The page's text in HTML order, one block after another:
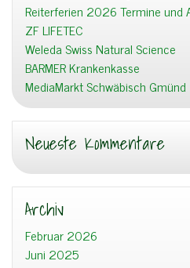
Reiterferien 2026 Termine und
ZF LIFETEC
Weleda Swiss Natural Science
BARMER Krankenkasse
MediaMarkt Schwäbisch Gmünd
Neueste Kommentare
Archiv
Februar 2026
Juni 2025